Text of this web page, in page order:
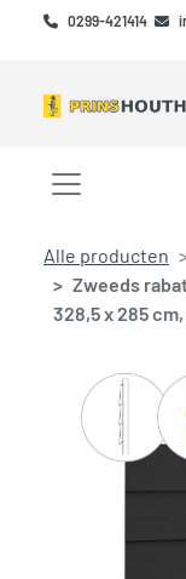
0299-421414
Menu
Alle producten
Zweeds
328,5 x 285